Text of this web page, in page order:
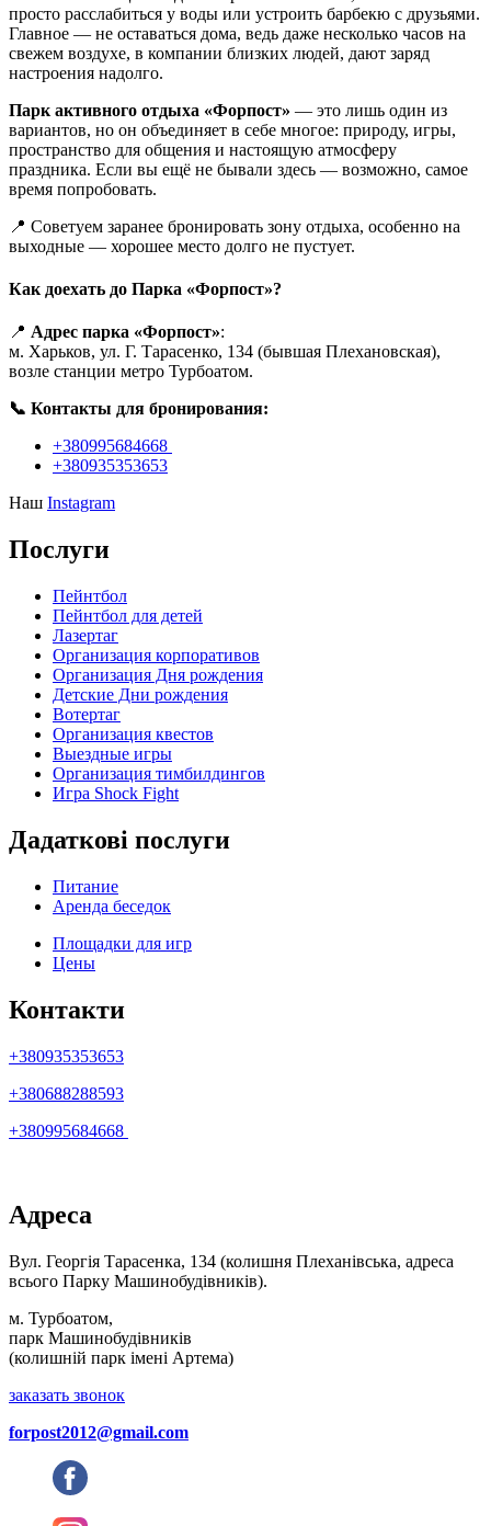
просто расслабиться у воды или устроить барбекю с друзьями.
Главное — не оставаться дома, ведь даже несколько часов на
свежем воздухе, в компании близких людей, дают заряд
настроения надолго.
Парк активного отдыха «Форпост» — это лишь один из
вариантов, но он объединяет в себе многое: природу, игры,
пространство для общения и настоящую атмосферу
праздника. Если вы ещё не бывали здесь — возможно, самое
время попробовать.
📍 Советуем заранее бронировать зону отдыха, особенно на
выходные — хорошее место долго не пустует.
Как доехать до Парка «Форпост»?
📍 Адрес парка «Форпост»:
м. Харьков, ул. Г. Тарасенко, 134 (бывшая Плехановская),
возле станции метро Турбоатом.
📞 Контакты для бронирования:
+380995684668
+380935353653
Наш Instagram
Послуги
Пейнтбол
Пейнтбол для детей
Лазертаг
Организация корпоративов
Организация Дня рождения
Детские Дни рождения
Вотертаг
Организация квестов
Выездные игры
Организация тимбилдингов
Игра Shock Fight
Дадаткові послуги
Питание
Аренда беседок
Площадки для игр
Цены
Контакти
+380935353653
+380688288593
+380995684668
Адреса
Вул. Георгія Тарасенка, 134 (колишня Плеханівська, адреса
всього Парку Машинобудівників).
м. Турбоатом,
парк Машинобудівників
(колишній парк імені Артема)
заказать звонок
forpost2012@gmail.com